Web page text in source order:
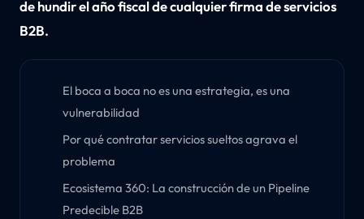
de hundir el año fiscal de cualquier firma de servicios
B2B.
El boca a boca no es una estrategia, es una
vulnerabilidad
Por qué contratar servicios sueltos agrava el
problema
Ecosistema 360: La construcción de un Pipeline
Predecible B2B